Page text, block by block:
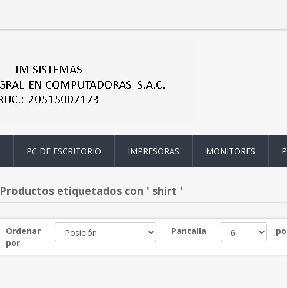
PC DE ESCRITORIO IMPRESORAS MONITORES
Productos etiquetados con ' shirt '
Ordenar
por
Pantalla